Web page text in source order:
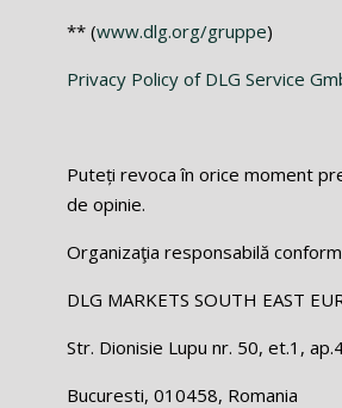
** (www.dlg.org/gruppe)
Privacy Policy of DLG Service
Puteți revoca în orice moment
de opinie.
Organizaţia responsabilă
DLG MARKETS SOUTH EAST
Str. Dionisie Lupu nr. 50, et.1,
Bucuresti, 010458, Romania